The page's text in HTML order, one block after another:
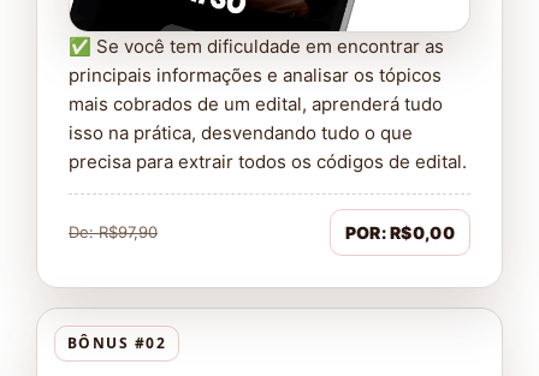
✅ Se você tem dificuldade em encontrar as
principais informações e analisar os tópicos
mais cobrados de um edital, aprenderá tudo
isso na prática, desvendando tudo o que
precisa para extrair todos os códigos de edital.
De: R$97,90 POR: R$0,00
BÔNUS #02